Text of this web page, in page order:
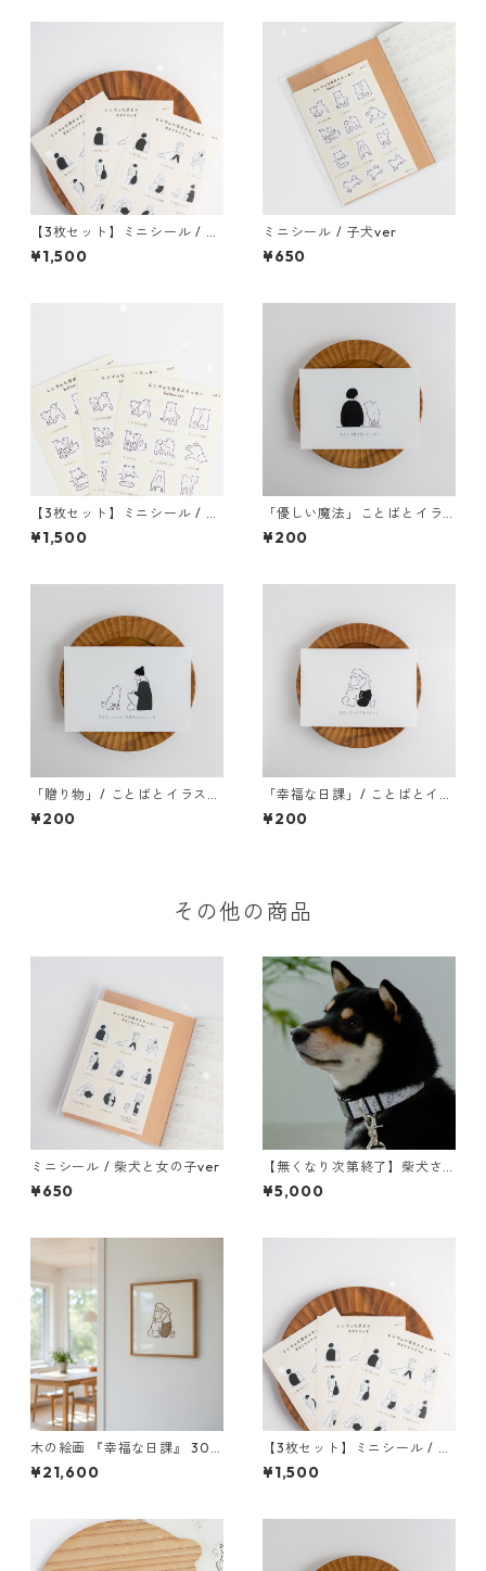
【3枚セット】ミニシール / 柴
犬と女の子ver
¥1,500
ミニシール / 子犬ver
¥650
【3枚セット】ミニシール / 子
犬ver
¥1,500
「優しい魔法」ことばとイラ
ストポストカード
¥200
「贈り物」/ ことばとイラスト
ポストカード
¥200
「幸福な日課」/ ことばとイラ
ストポストカード
¥200
その他の商品
ミニシール / 柴犬と女の子ver
¥650
【無くなり次第終了】柴犬さ
んの首輪 inuno.×湖中そう
¥5,000
木の絵画 『幸福な日課』 30
㎝角
¥21,600
【3枚セット】ミニシール / 柴
犬と女の子ver
¥1,500